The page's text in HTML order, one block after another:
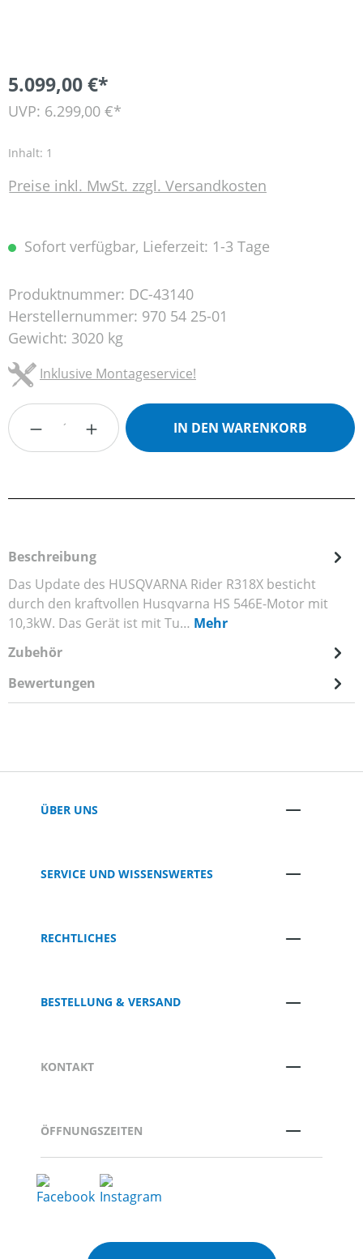
5.099,00 €*
UVP: 6.299,00 €*
Inhalt: 1
Preise inkl. MwSt. zzgl. Versandkosten
Sofort verfügbar, Lieferzeit: 1-3 Tage
Produktnummer: DC-43140
Herstellernummer: 970 54 25-01
Gewicht: 3020 kg
Inklusive Montageservice!
Produkt Anzahl: Gib den gewünschten
IN DEN WARENKORB
Beschreibung
Das Update des HUSQVARNA Rider R318X besticht
durch den kraftvollen Husqvarna HS 546E-Motor mit
10,3kW. Das Gerät ist mit Tu… Mehr
Zubehör
Bewertungen
ÜBER UNS
SERVICE UND WISSENSWERTES
RECHTLICHES
BESTELLUNG & VERSAND
KONTAKT
ÖFFNUNGSZEITEN